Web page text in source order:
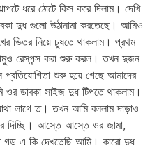
ধরে ঠোটে কিস করে দিলাম। দেখি
দুধ গুলো উঠানামা করতেছে। আমিও
ভিতর নিয়ে চুষতে থাকলাম। প্রথম
রেসপন্স করা শুরু করল। তখন দুজন
প্রতিযোগিতা শুরু হয়ে গেছে আমাদের
ডাবকা সাইজ দুধ টিপতে থাকলাম।
লাগে ত। তখন আমি বললাম দাড়াও
দিচ্ছি। আস্তে আস্তে ওর জামা,
গড এ কি দেখতেছি আমি। কারো দুধ